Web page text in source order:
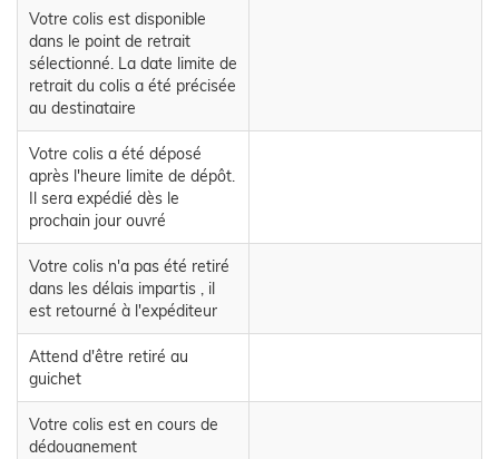
Votre colis est disponible
dans le point de retrait
sélectionné. La date limite de
retrait du colis a été précisée
au destinataire
Votre colis a été déposé
après l'heure limite de dépôt.
Il sera expédié dès le
prochain jour ouvré
Votre colis n'a pas été retiré
dans les délais impartis , il
est retourné à l'expéditeur
Attend d'être retiré au
guichet
Votre colis est en cours de
dédouanement